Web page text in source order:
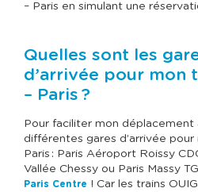
– Paris en simulant une
Quelles sont les
d’arrivée pour mon
– Paris ?
Pour faciliter mon déplacement
différentes gares d’arrivée
Paris : Paris Aéroport Roissy
Vallée Chessy ou Paris Massy
Paris Centre ! Car les trains